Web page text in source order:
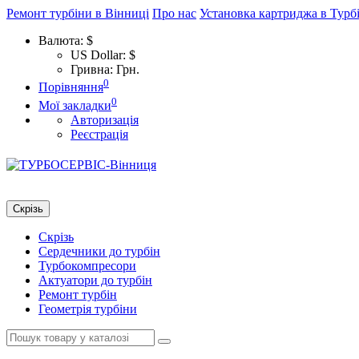
Ремонт турбіни в Вінниці Про нас Установка картриджа в
Валюта: $
US Dollar: $
Гривна: Грн.
Порівняння0
Мої закладки0
Авторизація
Реєстрація
Скрізь
Скрізь
Сердечники до турбін
Турбокомпресори
Актуатори до турбін
Ремонт турбін
Геометрія турбіни